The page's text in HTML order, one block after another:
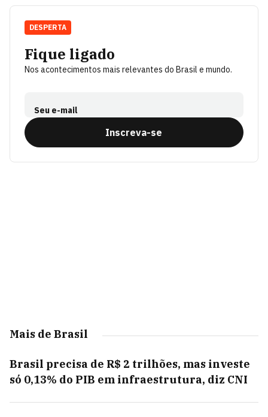
Fique ligado
Nos acontecimentos mais relevantes do Brasil e mundo.
Seu e-mail
Inscreva-se
DESPERTA
Mais de Brasil
Brasil precisa de R$ 2 trilhões, mas investe
só 0,13% do PIB em infraestrutura, diz CNI